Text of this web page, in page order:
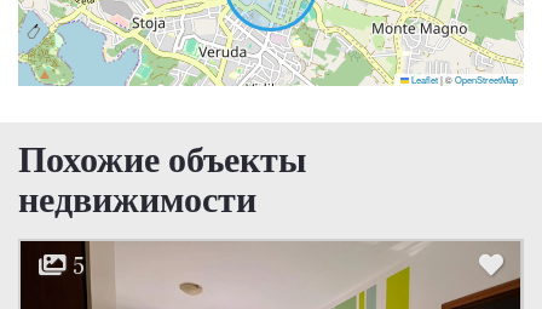
Leaflet|©OpenStreetMap
Похожие объекты
недвижимости